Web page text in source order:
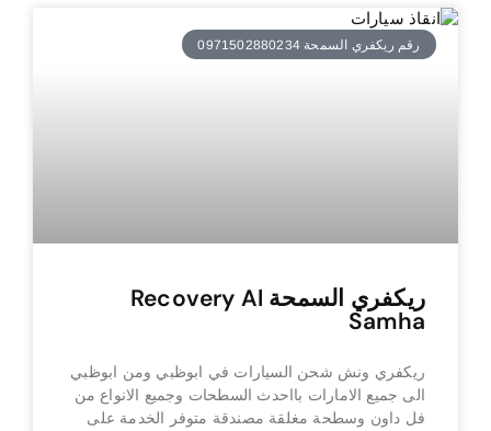
رقم ريكفري السمحة 0971502880234
ريكفري السمحة Recovery Al
Samha
ريكفري ونش شحن السيارات في ابوظبي ومن ابوظبي
الى جميع الامارات بااحدث السطحات وجميع الانواع من
فل داون وسطحة مغلقة مصندقة متوفر الخدمة على